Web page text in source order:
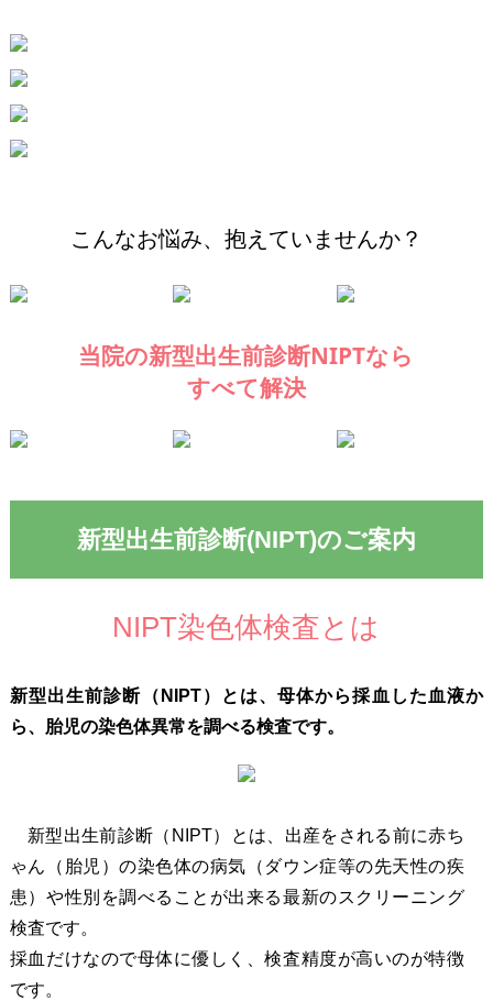
こんなお悩み、抱えていませんか？
当院の新型出生前診断NIPTなら
すべて解決
新型出生前診断(NIPT)のご案内
NIPT染色体検査とは
新型出生前診断（NIPT）とは、母体から採血した 血液か
ら、胎児の染色体異常を調べる検査です。
新型出生前診断（NIPT）とは、出産をされる前に赤ち
ゃん（胎児）の染色体の病気（ダウン症等の先天性の疾
患）や性別を調べることが出来る最新のスクリーニング
検査です。
採血だけなので母体に優しく、検査精度が高いのが特徴
です。